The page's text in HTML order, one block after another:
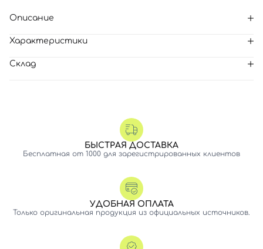
Описание
Характеристики
Склад
БЫСТРАЯ ДОСТАВКА
Бесплатная от 1000 для зарегистрированных клиентов
УДОБНАЯ ОПЛАТА
Только оригинальная продукция из официальных источников.